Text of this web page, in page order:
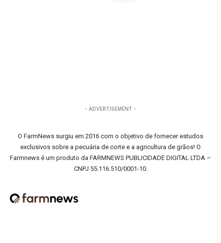
- ADVERTISEMENT -
O FarmNews surgiu em 2016 com o objetivo de fornecer estudos
exclusivos sobre a pecuária de corte e a agricultura de grãos! O
Farmnews é um produto da FARMNEWS PUBLICIDADE DIGITAL LTDA –
CNPJ 55.116.510/0001-10.